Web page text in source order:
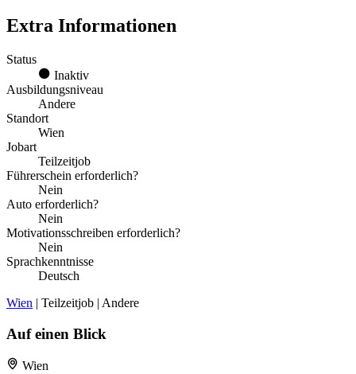
Extra Informationen
Status
Inaktiv
Ausbildungsniveau
Andere
Standort
Wien
Jobart
Teilzeitjob
Führerschein erforderlich?
Nein
Auto erforderlich?
Nein
Motivationsschreiben erforderlich?
Nein
Sprachkenntnisse
Deutsch
Wien | Teilzeitjob | Andere
Auf einen Blick
Wien